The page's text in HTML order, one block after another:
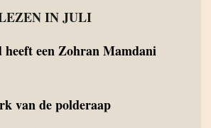
IN JULI
heeft een Zohran Mamdani
van de polderaap